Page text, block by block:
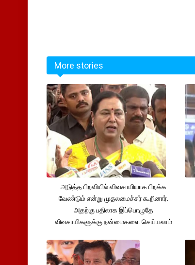
More stories
அடுத்த பிறவியில் விவசாயியாக பிறக்க
வேண்டும் என்று முதலமைச்சர் கூறினார்.
அதற்கு பதிலாக இப்பொழுதே
விவசாயிகளுக்கு நன்மைகளை செய்யலாம்